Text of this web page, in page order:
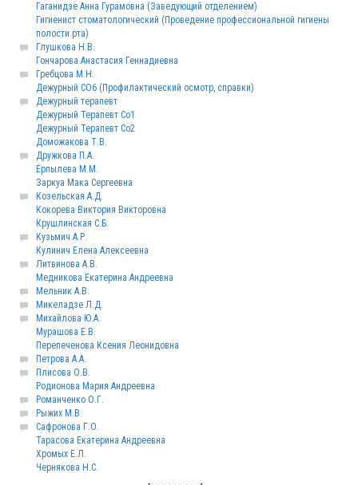
Гаганидзе Анна Гурамовна (Заведующий отделением)
Гигиенист стоматологический (Проведение профессиональной гигиены
полости рта)
Глушкова Н.В.
Гончарова Анастасия Геннадиевна
Гребцова М.Н.
Дежурный СО6 (Профилактический осмотр, справки)
Дежурный терапевт
Дежурный Терапевт Со1
Дежурный Терапевт Со2
Доможакова Т.В.
Дружкова П.А.
Ерпылева М.М.
Заркуа Мака Сергеевна
Козельская А.Д.
Кокорева Виктория Викторовна
Крушлинская С.Б.
Кузьмич А.Р.
Кулинич Елена Алексеевна
Литвинова А.В.
Медникова Екатерина Андреевна
Мельник А.В.
Микеладзе Л.Д.
Михайлова Ю.А.
Мурашова Е.В.
Перепеченова Ксения Леонидовна
Петрова А.А.
Плисова О.В.
Родионова Мария Андреевна
Романченко О.Г.
Рыжих М.В.
Сафронова Г.О.
Тарасова Екатерина Андреевна
Хромых Е.Л.
Чернякова Н.С.